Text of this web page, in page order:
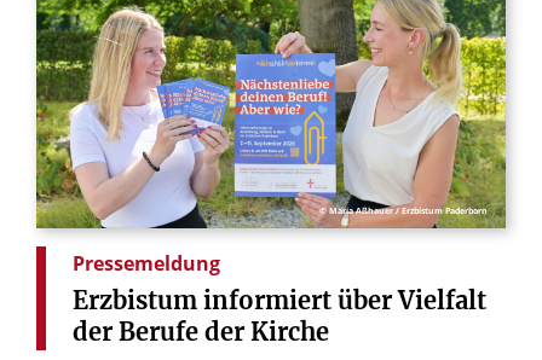
© Maria Aßhauer / Erzbistum Paderborn
Pressemeldung
Erzbistum informiert über Vielfalt
der Berufe der Kirche